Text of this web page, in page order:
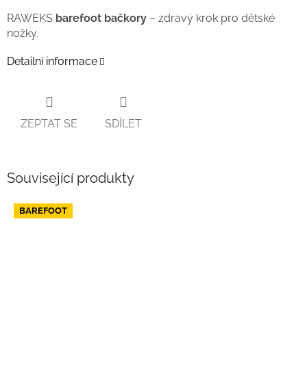
RAWEKS barefoot bačkory – zdravý krok pro dětské
nožky.
Detailní informace
ZEPTAT SE SDÍLET
Související produkty
BAREFOOT